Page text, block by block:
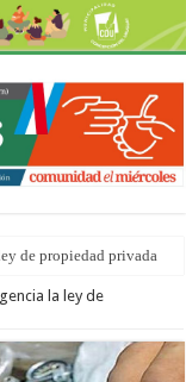
de propiedad privada
la ley de